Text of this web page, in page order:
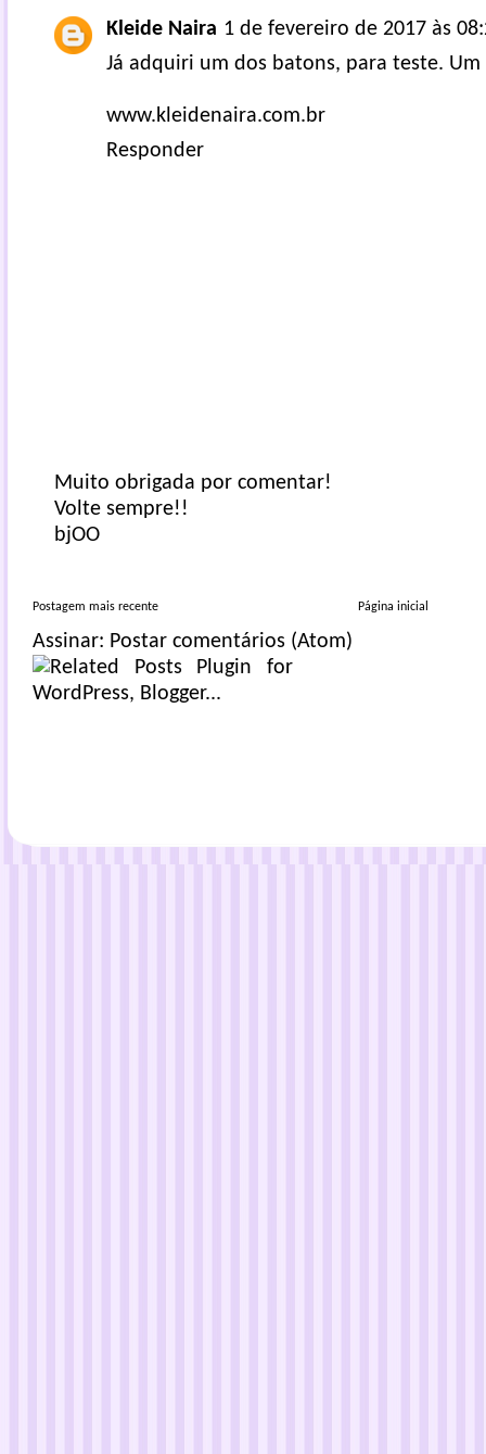
Kleide Naira 1 de fevereiro de 2017 às
Já adquiri um dos batons, para teste.
www.kleidenaira.com.br
Responder
Muito obrigada por comentar!
Volte sempre!!
bjOO
Postagem mais recente Página inicial
Assinar: Postar comentários (Atom)